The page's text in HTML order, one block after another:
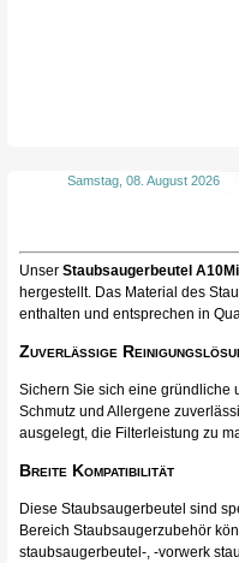
Samstag, 08. August 2026
Unser Staubsaugerbeutel
hergestellt. Das Material des
enthalten und entsprechen in
Zuverlässige
Sichern Sie sich eine gründliche
Schmutz und Allergene
ausgelegt, die Filterleistung zu
Breite Kompatibilität
Diese Staubsaugerbeutel sind
Bereich Staubsaugerzubehör
staubsaugerbeutel-, -vorwerk